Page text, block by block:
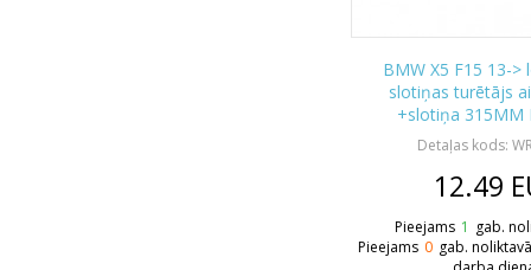
BMW X5 F15 13->
slotiņas turētājs
+slotiņa 315MM
Detaļas kods:
12.49
Pieejams 1 gab.
Pieejams 0 gab.